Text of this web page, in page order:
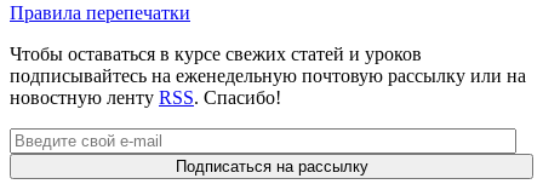
Правила перепечатки
Чтобы оставаться в курсе свежих статей и уроков
подписывайтесь на еженедельную почтовую рассылку или на
новостную ленту RSS. Спасибо!